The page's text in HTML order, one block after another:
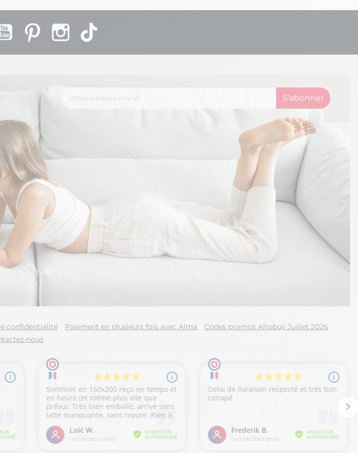
YouTube PinterestInstagram
confidentialité Paiement en plusieurs fois avec Alma
Codes promos Altobuy Juillet 2026
nous